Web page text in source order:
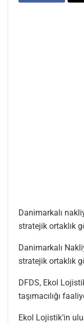
Danimarkalı
stratejik ortaklık
Danimarkalı
stratejik ortaklık
DFDS, Ekol
taşımacılığı
Ekol Lojistik’in